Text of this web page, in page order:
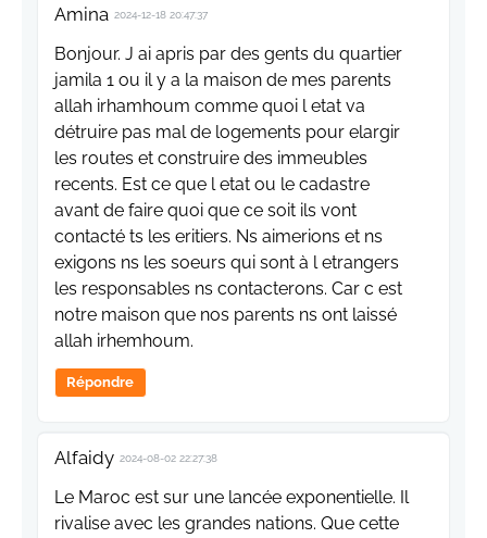
Amina 2024-12-18 20:47:37
Bonjour. J ai apris par des gents du quartier
jamila 1 ou il y a la maison de mes parents
allah irhamhoum comme quoi l etat va
détruire pas mal de logements pour elargir
les routes et construire des immeubles
recents. Est ce que l etat ou le cadastre
avant de faire quoi que ce soit ils vont
contacté ts les eritiers. Ns aimerions et ns
exigons ns les soeurs qui sont à l etrangers
les responsables ns contacterons. Car c est
notre maison que nos parents ns ont laissé
allah irhemhoum.
Répondre
Alfaidy 2024-08-02 22:27:38
Le Maroc est sur une lancée exponentielle. Il
rivalise avec les grandes nations. Que cette